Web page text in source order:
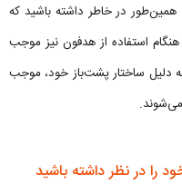
در خاطر داشته باشید که
استفاده از هدفون نیز موجب
دلیل ساختار پشت‌باز خود، موجب
در نظر داشته باشید